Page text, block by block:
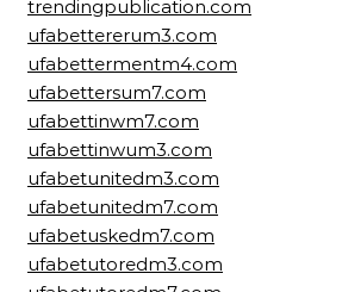
trendingpublication.com
ufabettererum3.com
ufabettermentm4.com
ufabettersum7.com
ufabettinwm7.com
ufabettinwum3.com
ufabetunitedm3.com
ufabetunitedm7.com
ufabetuskedm7.com
ufabetutoredm3.com